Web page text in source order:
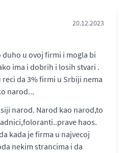
20.12.2023
duho u ovoj firmi i mogla bi
ima i dobrih i losih stvari .
da 3% firmi u Srbiji nema
narod...
narod. Narod kao narod,to
haos.
kada je firma u najvecoj
nekim strancima i da